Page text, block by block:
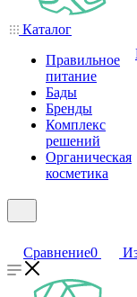
Каталог
Правильное
питание
Бады
Бренды
Комплекс
решений
Органическая
косметика
Сравнение0